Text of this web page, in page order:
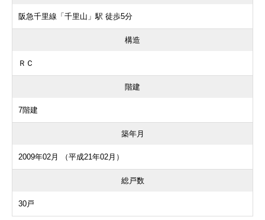
阪急千里線「千里山」駅 徒歩5分
構造
ＲＣ
階建
7階建
築年月
2009年02月 （平成21年02月）
総戸数
30戸